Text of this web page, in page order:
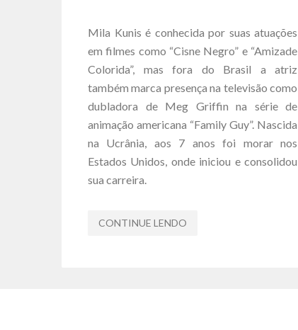
Mila Kunis é conhecida por suas atuações
em filmes como “Cisne Negro” e “Amizade
Colorida”, mas fora do Brasil a atriz
também marca presença na televisão como
dubladora de Meg Griffin na série de
animação americana “Family Guy”. Nascida
na Ucrânia, aos 7 anos foi morar nos
Estados Unidos, onde iniciou e consolidou
sua carreira.
CONTINUE LENDO